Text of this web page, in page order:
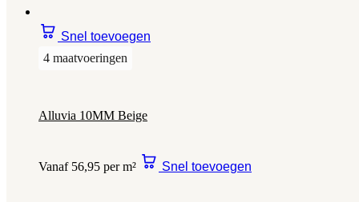
Snel toevoegen
4 maatvoeringen
Alluvia 10MM Beige
Vanaf 56,95 per m² Snel toevoegen